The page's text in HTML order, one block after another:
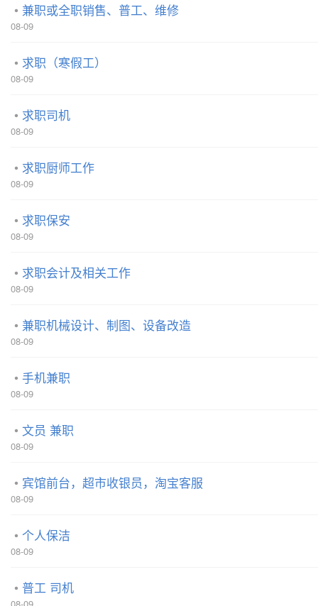
兼职或全职销售、普工、维修
08-09
求职（寒假工）
08-09
求职司机
08-09
求职厨师工作
08-09
求职保安
08-09
求职会计及相关工作
08-09
兼职机械设计、制图、设备改造
08-09
手机兼职
08-09
文员 兼职
08-09
宾馆前台，超市收银员，淘宝客服
08-09
个人保洁
08-09
普工 司机